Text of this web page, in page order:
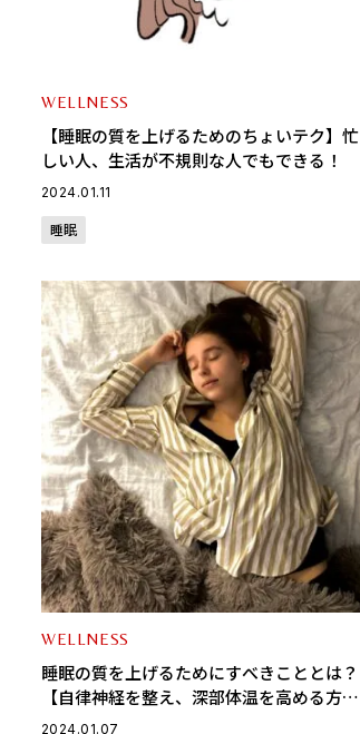
WELLNESS
【睡眠の質を上げるためのちょいテク】忙
しい人、生活が不規則な人でもできる！
2024.01.11
睡眠
WELLNESS
睡眠の質を上げるためにすべきこととは？
【自律神経を整え、深部体温を高める方
法】
2024.01.07